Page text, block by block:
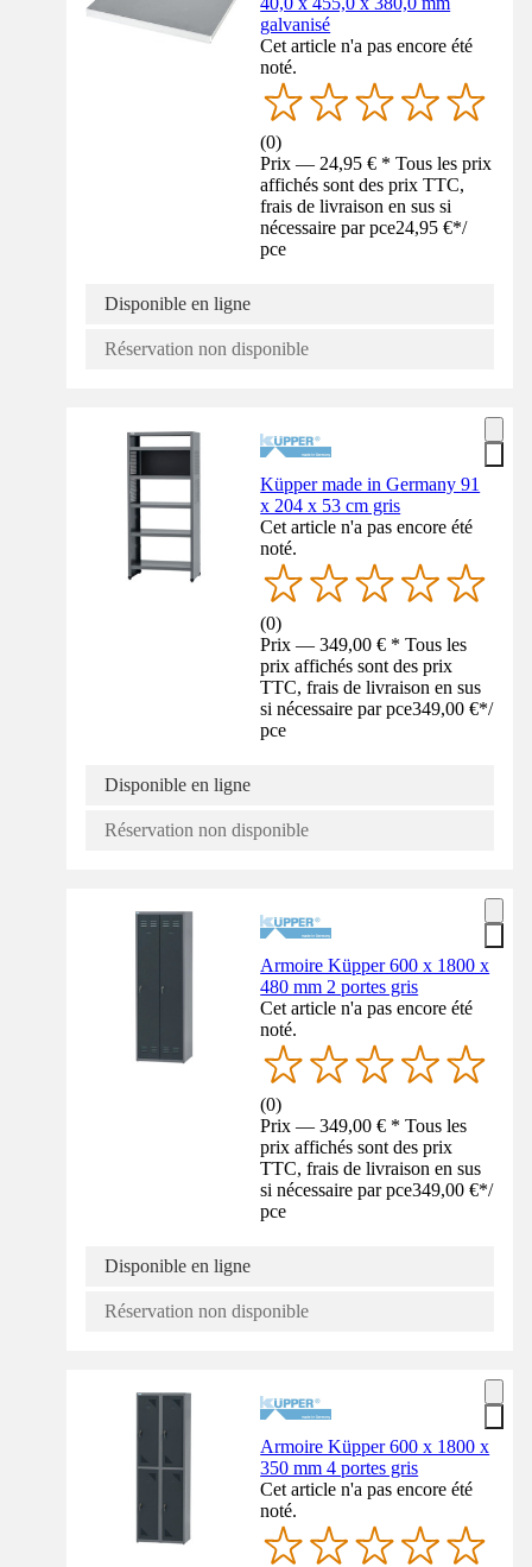
galvanisé
Cet article n'a pas encore été
noté.
(0)
Prix — 24,95 € * Tous les prix
affichés sont des prix TTC,
frais de livraison en sus si
nécessaire par pce24,95 €*/
pce
Disponible en ligne
Réservation non disponible
Küpper made in Germany 91
x 204 x 53 cm gris
Cet article n'a pas encore été
noté.
(0)
Prix — 349,00 € * Tous les
prix affichés sont des prix
TTC, frais de livraison en sus
si nécessaire par pce349,00 €*/
pce
Disponible en ligne
Réservation non disponible
Armoire Küpper 600 x 1800 x
480 mm 2 portes gris
Cet article n'a pas encore été
noté.
(0)
Prix — 349,00 € * Tous les
prix affichés sont des prix
TTC, frais de livraison en sus
si nécessaire par pce349,00 €*/
pce
Disponible en ligne
Réservation non disponible
Armoire Küpper 600 x 1800 x
350 mm 4 portes gris
Cet article n'a pas encore été
noté.